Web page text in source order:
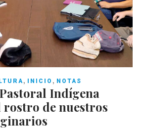
, INICIO , NOTAS
Indígena
de nuestros